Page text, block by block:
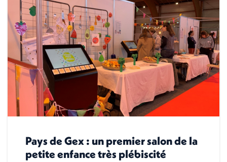
Pays de Gex : un premier salon de la
petite enfance très plébiscité